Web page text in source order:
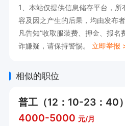
6. 组织年度旅游，放松身
7. 提供免费培训，助力个人
1、本站仅提供信息储存平台，
容及因之产生的后果，均由发布
凡告知“收取服装费、押金、报
诈嫌疑，请保持警惕。 立即举报
相似的职位
4000-5000 元/月